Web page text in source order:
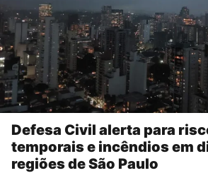
Defesa Civil alerta para
temporais e incêndios em
regiões de São Paulo